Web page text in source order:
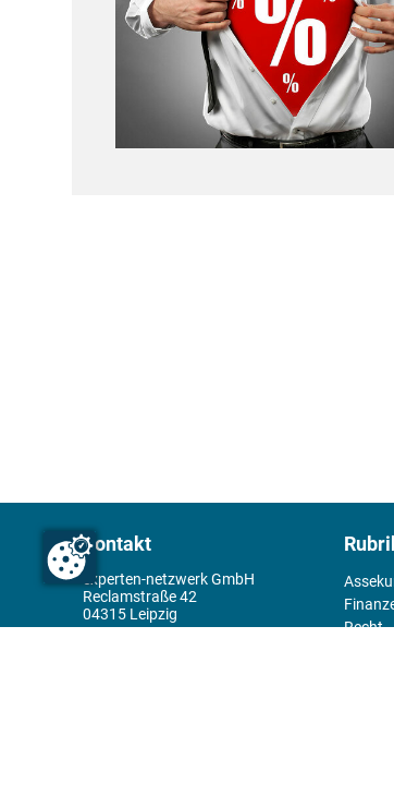
Kontakt
experten-netzwerk GmbH
Reclamstraße 42
04315 Leipzig
Recht